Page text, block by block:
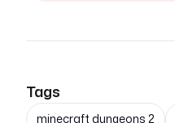
Tags
minecraft dungeons 2